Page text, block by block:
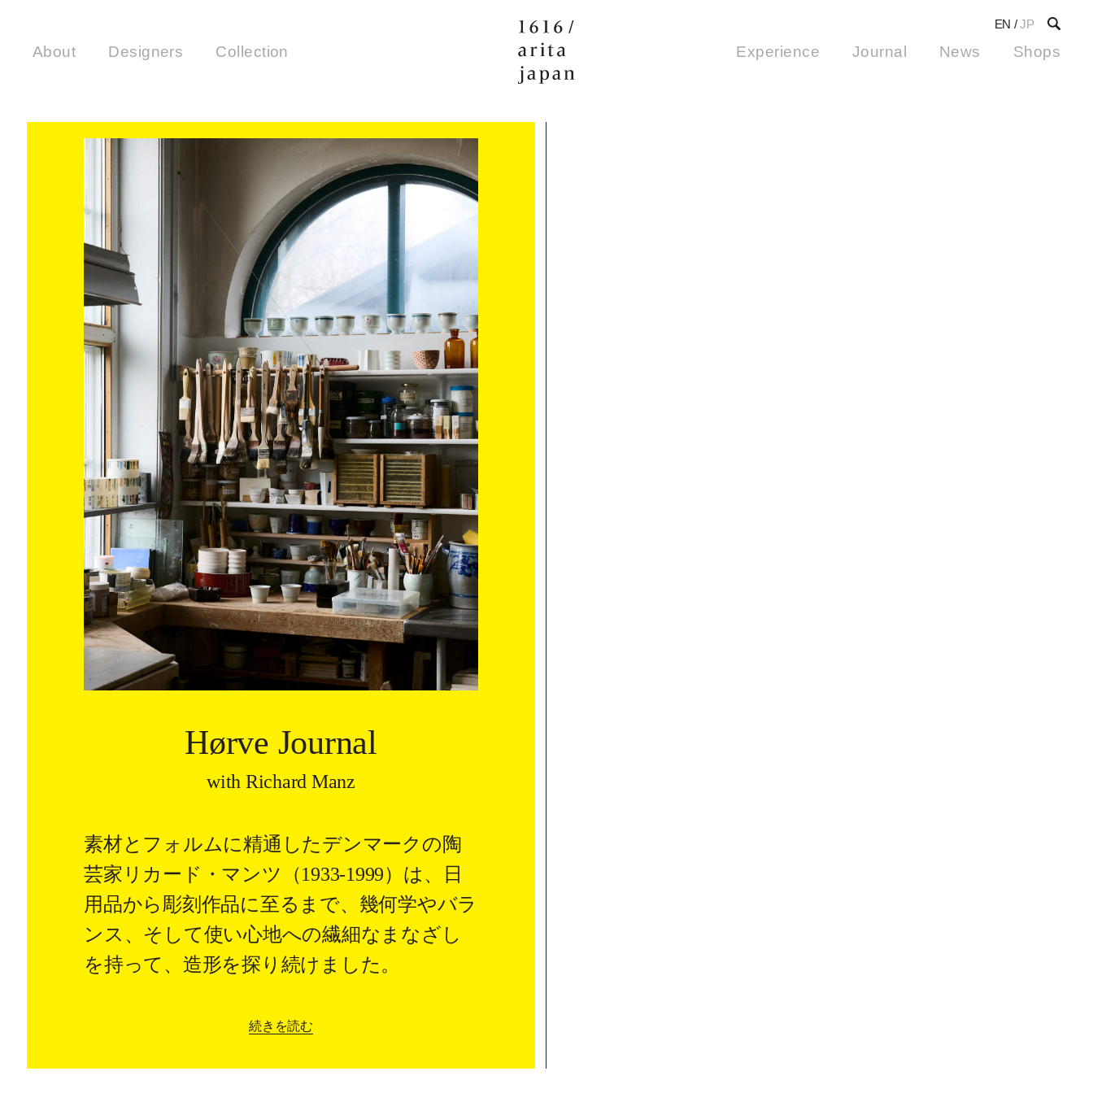
About Designers Collection Experience Journal News Shops
EN /JP
Hørve Journal
with Richard Manz
素材とフォルムに精通したデンマークの陶
芸家リカード・マンツ（1933-1999）は、日
用品から彫刻作品に至るまで、幾何学やバラ
ンス、そして使い心地への繊細なまなざし
を持って、造形を探り続けました。
続きを読む